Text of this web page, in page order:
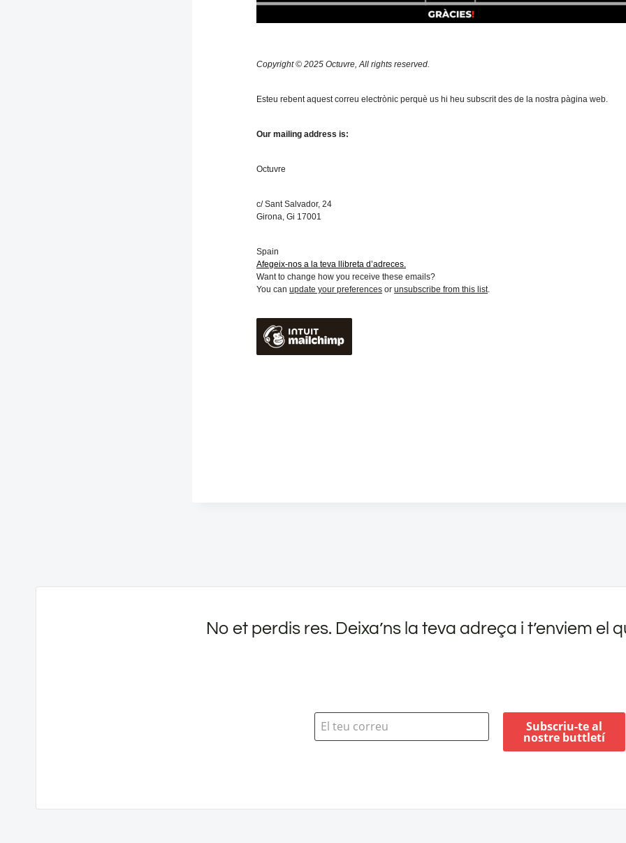
Copyright © 2025 Octuvre, All rights reserved.
Esteu rebent aquest correu electrònic perquè us hi heu subscrit des de la nostra pàgina web.
Our mailing address is:
Octuvre
c/ Sant Salvador, 24
Girona, Gi 17001
Spain
Afegeix-nos a la teva llibreta d’adreces.
Want to change how you receive these emails?
You can update your preferences or unsubscribe from this list.
No et perdis res. Deixa’ns la teva adreça i t’enviem el